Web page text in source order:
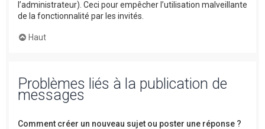
l’administrateur). Ceci pour empêcher l’utilisation malveillante
de la fonctionnalité par les invités.
Haut
Problèmes liés à la publication de
messages
Comment créer un nouveau sujet ou poster une réponse ?